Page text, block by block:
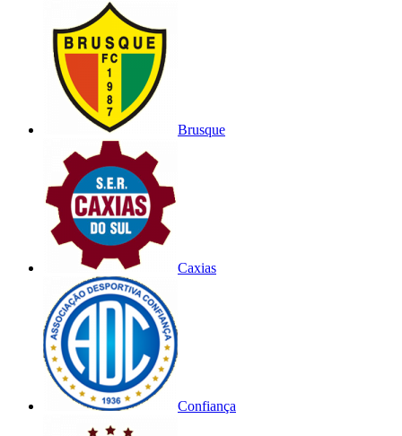
Brusque
Caxias
Confiança